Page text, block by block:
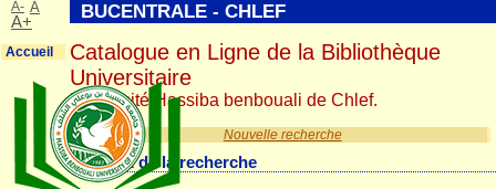
Nouvelle recherche
Résultat de la recherche
BUCENTRALE - CHLEF
Catalogue en Ligne de la Bibliothèque
Universitaire
Université Hassiba benbouali de Chlef.
A- A
A+
Accueil